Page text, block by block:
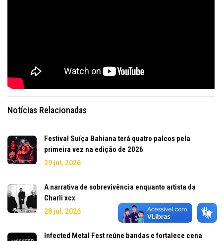
Notícias Relacionadas
Festival Suíça Bahiana terá quatro palcos pela
primeira vez na edição de 2026
29 jul, 2026
A narrativa de sobrevivência enquanto artista da
Charli xcx
28 jul, 2026
Infected Metal Fest reúne bandas e fortalece cena